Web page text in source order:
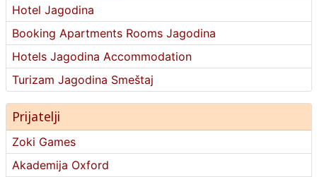
Hotel Jagodina
Booking Apartments Rooms Jagodina
Hotels Jagodina Accommodation
Turizam Jagodina Smeštaj
Prijatelji
Zoki Games
Akademija Oxford